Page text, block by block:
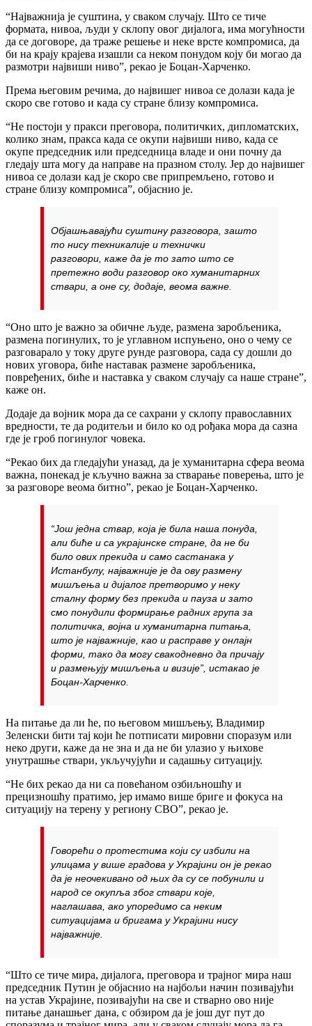
“Најважнија је суштина, у сваком случају. Што се тиче
формата, нивоа, људи у склопу овог дијалога, има могућности
да се договоре, да траже решење и неке врсте компромиса, да
би на крају крајева изашли са неком понудом коју би могао да
размотри највиши ниво”, рекао је Боцан-Харченко.
Према његовим речима, до највишег нивоа се долази када је
скоро све готово и када су стране близу компромиса.
“Не постоји у пракси преговора, политичких, дипломатских,
колико знам, пракса када се окупи највиши ниво, када се
окупе председник или председница владе и они почну да
гледају шта могу да направе на празном столу. Јер до највишег
нивоа се долази кад је скоро све припремљено, готово и
стране близу компромиса”, објаснио је.
Објашњавајући суштину разговора, зашто
то нису техникалије и технички
разговори, каже да је то зато што се
претежно води разговор око хуманитарних
ствари, а оне су, додаје, веома важне.
“Оно што је важно за обичне људе, размена заробљеника,
размена погинулих, то је углавном испуњено, оно о чему се
разговарало у току друге рунде разговора, сада су дошли до
нових уговора, биће наставак размене заробљеника,
повређених, биће и наставка у сваком случају са наше стране”,
каже он.
Додаје да војник мора да се сахрани у склопу православних
вредности, те да родитељи и било ко од рођака мора да сазна
где је гроб погинулог човека.
“Рекао бих да гледајући уназад, да је хуманитарна сфера веома
важна, понекад је кључно важна за стварање поверења, што је
за разговоре веома битно”, рекао је Боцан-Харченко.
“Још једна ствар, која је била наша понуда,
али биће и са украјинске стране, да не би
било ових прекида и само састанака у
Истанбулу, најважније је да ову размену
мишљења и дијалог претворимо у неку
сталну форму без прекида и пауза и зато
смо понудили формирање радних група за
политичка, војна и хуманитарна питања,
што је најважније, као и расправе у онлајн
форми, тако да могу свакодневно да причају
и размењују мишљења и визије”, истакао је
Боцан-Харченко.
На питање да ли ће, по његовом мишљењу, Владимир
Зеленски бити тај који ће потписати мировни споразум или
неко други, каже да не зна и да не би улазио у њихове
унутрашње ствари, укључујући и садашњу ситуацију.
“Не бих рекао да ни са повећаном озбиљношћу и
прецизношћу пратимо, јер имамо више бриге и фокуса на
ситуацију на терену у региону СВО”, рекао је.
Говорећи о протестима који су избили на
улицама у више градова у Украјини он је рекао
да је неочекивано од њих да су се побунили и
народ се окупља због ствари које,
наглашава, ако упоредимо са неким
ситуацијама и бригама у Украјини нису
најважније.
“Што се тиче мира, дијалога, преговора и трајног мира наш
председник Путин је објаснио на најбољи начин позивајући
на устав Украјине, позивајући на све и стварно ово није
питање данашњег дана, с обзиром да је још дуг пут до